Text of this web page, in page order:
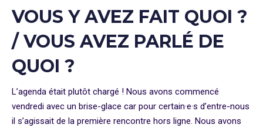
VOUS Y AVEZ FAIT QUOI ?
/ VOUS AVEZ PARLÉ DE
QUOI ?
L’agenda était plutôt chargé ! Nous avons commencé
vendredi avec un brise-glace car pour certain·e·s d’entre-nous
il s’agissait de la première rencontre hors ligne. Nous avons